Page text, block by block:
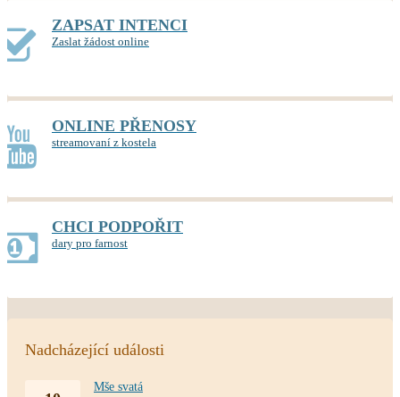
ZAPSAT INTENCI
Zaslat žádost online
ONLINE PŘENOSY
streamovaní z kostela
CHCI PODPOŘIT
dary pro farnost
Nadcházející události
Mše svatá